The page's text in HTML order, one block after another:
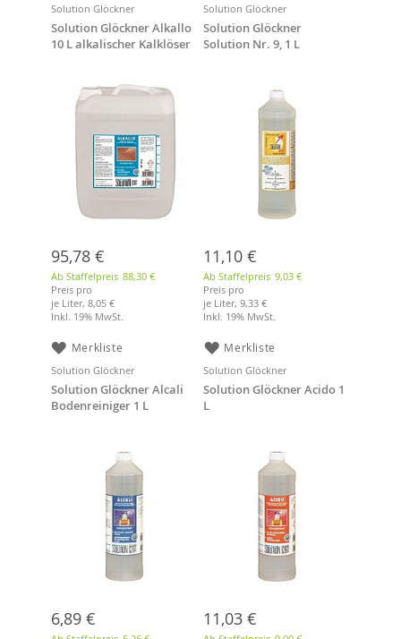
Solution Glöckner
Solution Glöckner Alkallo
10 L alkalischer Kalklöser
95,78 €
Ab Staffelpreis 88,30 €
Preis pro
je Liter, 8,05 €
Inkl. 19% MwSt.
Merkliste
Solution Glöckner
Solution Glöckner
Solution Nr. 9, 1 L
11,10 €
Ab Staffelpreis 9,03 €
Preis pro
je Liter,9,33 €
Inkl. 19% MwSt.
Merkliste
Solution Glöckner
Solution Glöckner Alcali
Bodenreiniger 1 L
6,89 €
Solution Glöckner
Solution Glöckner Acido 1
L
11,03 €